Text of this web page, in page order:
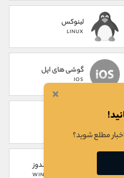
لینوکس
LINUX
گوشی های اپل
IOS
گوشی های ویندوز
WINDOWS PHONE
×
مطلع شوید؟